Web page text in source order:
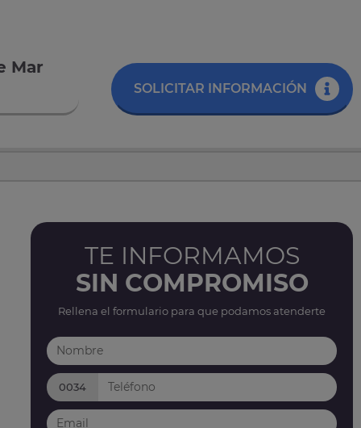
Mar
SOLICITAR INFORMACIÓN
TE INFORMAMOS
SIN COMPROMISO
Rellena el formulario para que podamos atenderte
0034